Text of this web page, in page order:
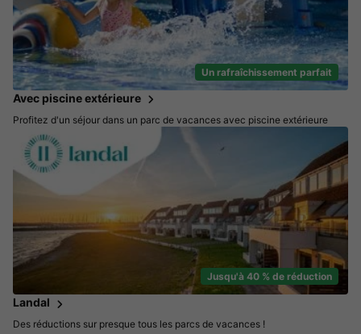
Un rafraîchissement parfait
Avec piscine extérieure
Profitez d'un séjour dans un parc de vacances avec piscine extérieure
Jusqu'à 40 % de réduction
Landal
Des réductions sur presque tous les parcs de vacances !